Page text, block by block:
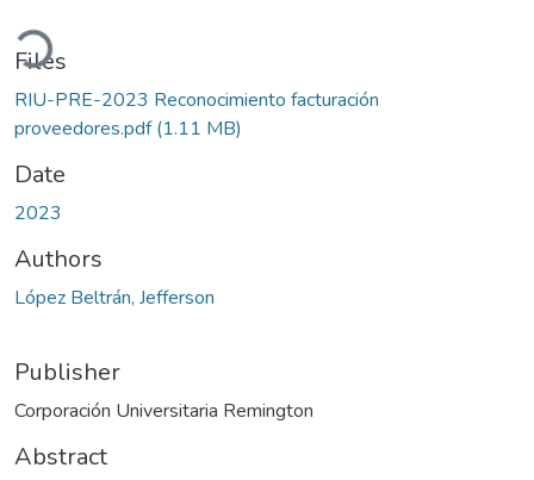
Files
RIU-PRE-2023 Reconocimiento facturación
proveedores.pdf(1.11 MB)
Date
2023
Authors
López Beltrán, Jefferson
Publisher
Corporación Universitaria Remington
Abstract